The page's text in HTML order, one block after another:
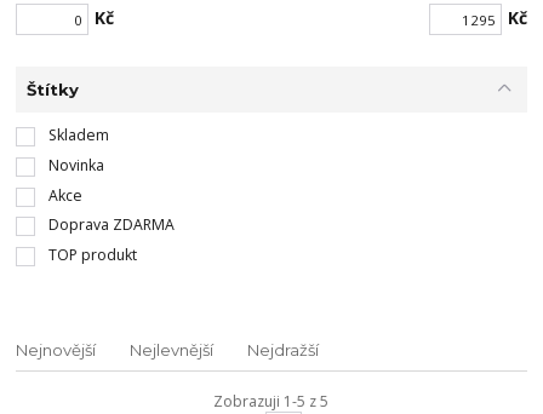
Kč Kč
Štítky
Skladem
Novinka
Akce
Doprava ZDARMA
TOP produkt
Nejnovější Nejlevnější Nejdražší
Zobrazuji 1-5 z 5